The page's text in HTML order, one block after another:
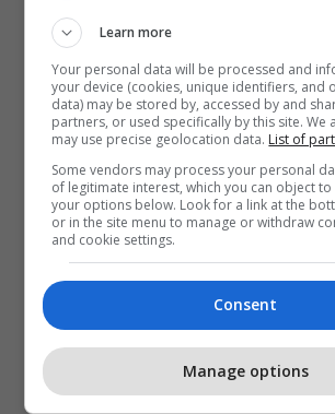
Learn more
Your personal data will be processed and
your device (cookies, unique identifiers, and
data) may be stored by, accessed by and
partners, or used specifically by this site. We
may use precise geolocation data. List of
Some vendors may process your personal
of legitimate interest, which you can object
your options below. Look for a link at the
or in the site menu to manage or withdraw
and cookie settings.
Consent
Manage options